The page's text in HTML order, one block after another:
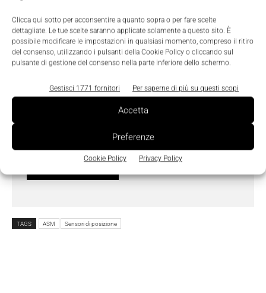
Clicca qui sotto per acconsentire a quanto sopra o per fare scelte
dettagliate. Le tue scelte saranno applicate solamente a questo sito. È
possibile modificare le impostazioni in qualsiasi momento, compreso il ritiro
del consenso, utilizzando i pulsanti della Cookie Policy o cliccando sul
pulsante di gestione del consenso nella parte inferiore dello schermo.
Gestisci 1771 fornitori Per saperne di più su questi scopi
Accetta
Preferenze
Cookie Policy Privacy Policy
Informativa sulla Privacy
TAGS ASM Sensori di posizione